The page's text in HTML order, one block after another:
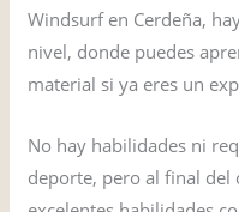
Windsurf en Cerdeña,
nivel, donde puedes
material si ya eres un
No hay habilidades ni
deporte, pero al final del